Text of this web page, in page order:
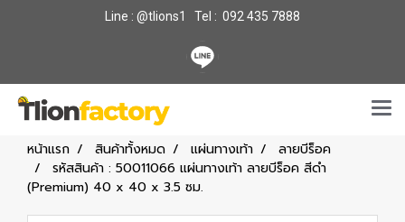
Line : @tlions1 Tel : 092 435 7888
หน้าแรก สินค้าทั้งหมด แผ่นทางเท้า
ลายบีร็อค
รหัสสินค้า : 50011066 แผ่นทางเท้า ลายบีร็อค สีดำ
(Premium) 40 x 40 x 3.5 ซม.